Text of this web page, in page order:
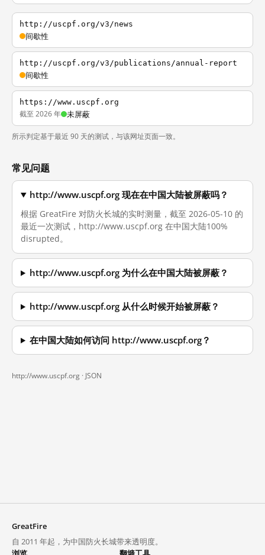
http://uscpf.org/v3/news
间歇性
http://uscpf.org/v3/publications/annual-report
间歇性
https://www.uscpf.org
截至 2026 年 未屏蔽
所示判定基于最近 90 天的测试，与该网址页面一致。
常见问题
http://www.uscpf.org 现在在中国大陆被屏蔽吗？
根据 GreatFire 对防火长城的实时测量，截至 2026-05-10 的
最近一次测试，http://www.uscpf.org 在中国大陆100%
disrupted。
http://www.uscpf.org 为什么在中国大陆被屏蔽？
http://www.uscpf.org 从什么时候开始被屏蔽？
在中国大陆如何访问 http://www.uscpf.org？
http://www.uscpf.org · JSON
GreatFire
自 2011 年起，为中国防火长城带来透明度。